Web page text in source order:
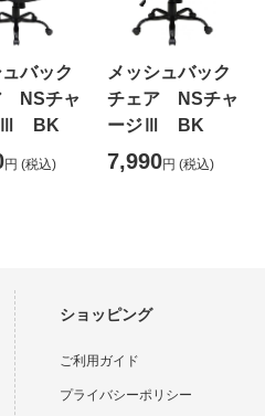
バック
NSチャ
BK
円 (税込)
メッシュバック
チェア NSチャ
ージⅢ BK
7,990円 (税込)
ショッピング
ご利用ガイド
プライバシーポリシー